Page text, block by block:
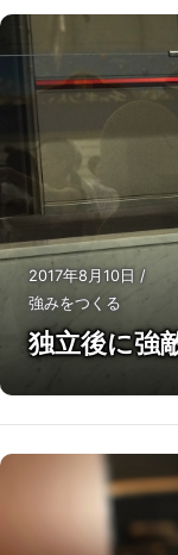
2017年8月10日 /
強みをつくる
独立後に強